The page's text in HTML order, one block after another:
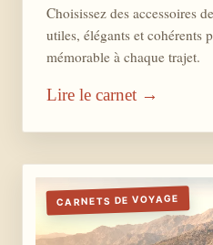
Choisissez des accessoires
utiles, élégants et cohérents
mémorable à chaque trajet.
Lire le carnet →
CARNETS DE VOYAGE